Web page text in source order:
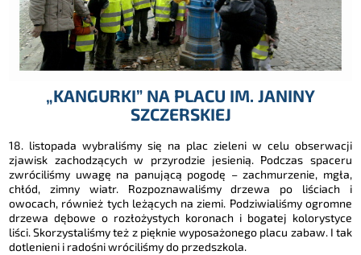
„KANGURKI” NA PLACU IM. JANINY
SZCZERSKIEJ
18. listopada wybraliśmy się na plac zieleni w celu obserwacji
zjawisk zachodzących w przyrodzie jesienią. Podczas spaceru
zwróciliśmy uwagę na panującą pogodę – zachmurzenie, mgła,
chłód, zimny wiatr. Rozpoznawaliśmy drzewa po liściach i
owocach, również tych leżących na ziemi. Podziwialiśmy ogromne
drzewa dębowe o rozłożystych koronach i bogatej kolorystyce
liści. Skorzystaliśmy też z pięknie wyposażonego placu zabaw. I tak
dotlenieni i radośni wróciliśmy do przedszkola.